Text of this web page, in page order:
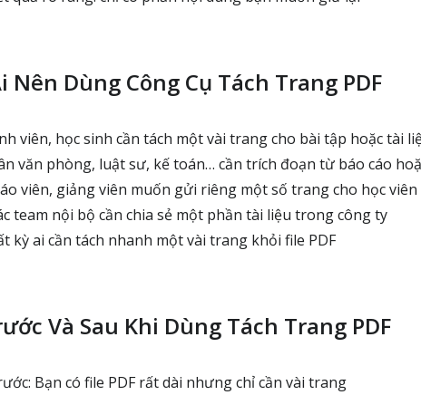
Nên Dùng Công Cụ Tách Trang PDF
viên, học sinh cần tách một vài trang cho bài tập hoặc tài
văn phòng, luật sư, kế toán… cần trích đoạn từ báo cáo
viên, giảng viên muốn gửi riêng một số trang cho học viên
team nội bộ cần chia sẻ một phần tài liệu trong công ty
kỳ ai cần tách nhanh một vài trang khỏi file PDF
Và Sau Khi Dùng Tách Trang PDF
Bạn có file PDF rất dài nhưng chỉ cần vài trang